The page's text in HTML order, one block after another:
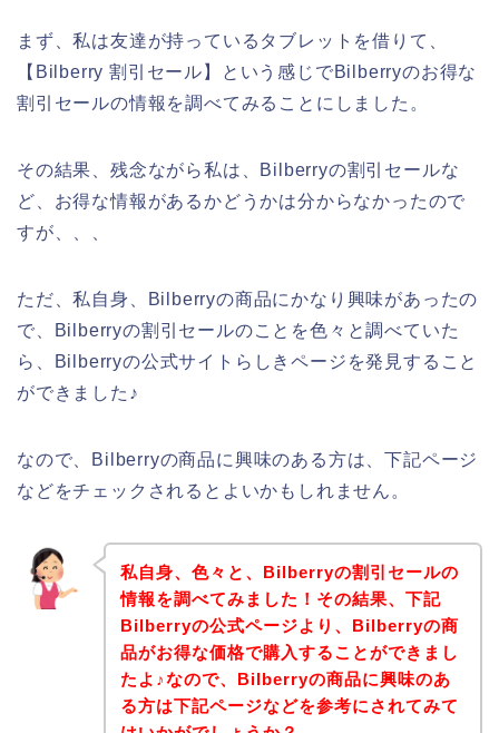
まず、私は友達が持っているタブレットを借りて、
【Bilberry 割引セール】という感じでBilberryのお得な
割引セールの情報を調べてみることにしました。
その結果、残念ながら私は、Bilberryの割引セールな
ど、お得な情報があるかどうかは分からなかったので
すが、、、
ただ、私自身、Bilberryの商品にかなり興味があったの
で、Bilberryの割引セールのことを色々と調べていた
ら、Bilberryの公式サイトらしきページを発見すること
ができました♪
なので、Bilberryの商品に興味のある方は、下記ページ
などをチェックされるとよいかもしれません。
私自身、色々と、Bilberryの割引セールの
情報を調べてみました！その結果、下記
Bilberryの公式ページより、Bilberryの商
品がお得な価格で購入することができまし
たよ♪なので、Bilberryの商品に興味のあ
る方は下記ページなどを参考にされてみて